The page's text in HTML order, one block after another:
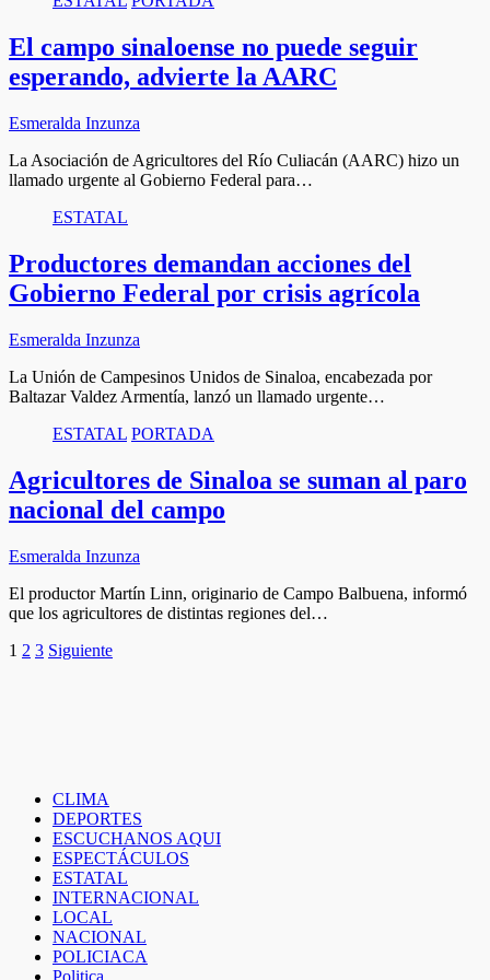
El campo sinaloense no puede seguir
esperando, advierte la AARC
Esmeralda Inzunza
La Asociación de Agricultores del Río Culiacán (AARC) hizo un
llamado urgente al Gobierno Federal para…
ESTATAL
Productores demandan acciones del
Gobierno Federal por crisis agrícola
Esmeralda Inzunza
La Unión de Campesinos Unidos de Sinaloa, encabezada por
Baltazar Valdez Armentía, lanzó un llamado urgente…
ESTATAL PORTADA
Agricultores de Sinaloa se suman al paro
nacional del campo
Esmeralda Inzunza
El productor Martín Linn, originario de Campo Balbuena, informó
que los agricultores de distintas regiones del…
Paginación
1 2 3 Siguiente
CLIMA
DEPORTES
ESCUCHANOS AQUI
ESPECTÁCULOS
ESTATAL
INTERNACIONAL
LOCAL
NACIONAL
POLICIACA
Politica